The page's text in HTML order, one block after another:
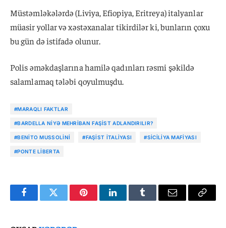
Müstəmləkələrdə (Liviya, Efiopiya, Eritreya) italyanlar
müasir yollar və xəstəxanalar tikirdilər ki, bunların çoxu
bu gün də istifadə olunur.
Polis əməkdaşlarına hamilə qadınları rəsmi şəkildə
salamlamaq tələbi qoyulmuşdu.
#MARAQLI FAKTLAR
#BARDELLA NIYƏ MEHRIBAN FAŞIST ADLANDIRILIR?
#BENITO MUSSOLINI #FAŞIST İTALIYASI #SICILIYA MAFIYASI
#PONTE LIBERTA
FacebookTwitter PinterestLinkedInTumblr Email
Copy